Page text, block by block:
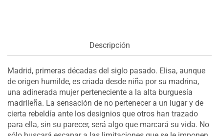
Descripción
Madrid, primeras décadas del siglo pasado. Elisa, aunque
de origen humilde, es criada desde niña por su madrina,
una adinerada mujer perteneciente a la alta burguesía
madrileña. La sensación de no pertenecer a un lugar y de
cierta rebeldía ante los designios que otros han trazado
para ella, sin su parecer, será algo que marcará su vida. No